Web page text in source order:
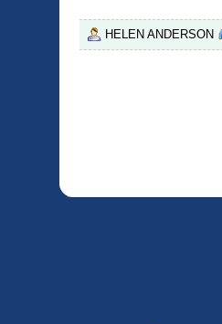
HELEN ANDERSON